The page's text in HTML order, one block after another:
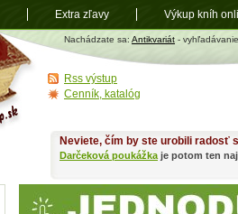
Antikvariát
shop.sk
Nachádzate sa: Antikvariát - vyhľadávanie
Neviete, čím by ste urobili radosť
Darčeková poukážka je potom ten
Rss výstup
Cenník, katalóg
Extra zľavy Výkup kníh